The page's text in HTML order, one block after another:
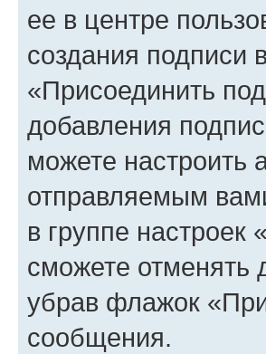
ее в центре
создания подписи
«Присоединить
добавления
можете настроить
отправляемым
в группе
сможете отменять
убрав флажок
сообщения.